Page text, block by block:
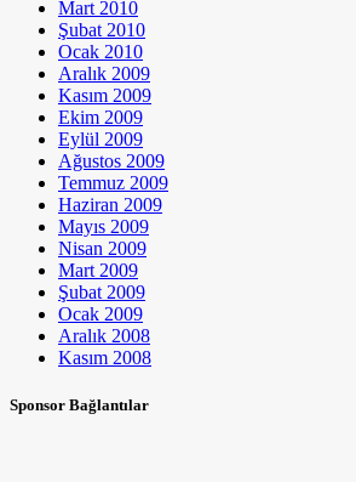
Mart 2010
Şubat 2010
Ocak 2010
Aralık 2009
Kasım 2009
Ekim 2009
Eylül 2009
Ağustos 2009
Temmuz 2009
Haziran 2009
Mayıs 2009
Nisan 2009
Mart 2009
Şubat 2009
Ocak 2009
Aralık 2008
Kasım 2008
Sponsor Bağlantılar